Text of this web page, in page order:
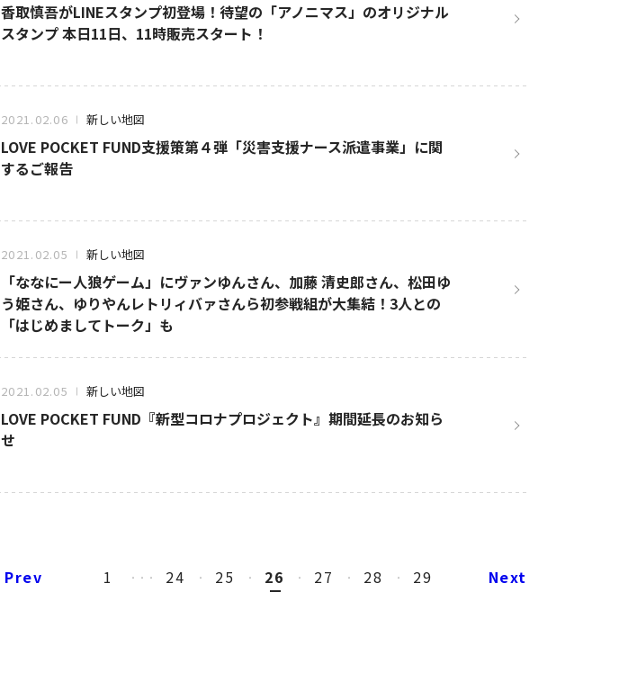
香取慎吾がLINEスタンプ初登場！待望の「アノニマス」のオリジナル
スタンプ 本日11日、11時販売スタート！
2021.02.06 新しい地図
LOVE POCKET FUND支援策第４弾「災害支援ナース派遣事業」に関
するご報告
2021.02.05 新しい地図
「ななにー人狼ゲーム」にヴァンゆんさん、加藤 清史郎さん、松田ゆ
う姫さん、ゆりやんレトリィバァさんら初参戦組が大集結！3人との
「はじめましてトーク」も
2021.02.05 新しい地図
LOVE POCKET FUND『新型コロナプロジェクト』期間延長のお知ら
せ
Prev 1 24 25 26 27 28 29 Next